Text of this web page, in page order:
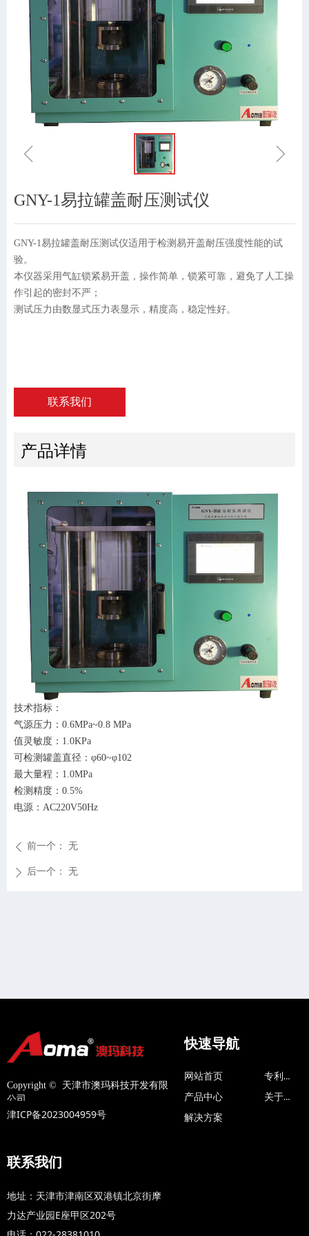
ꁆ ꁇ
GNY-1易拉罐盖耐压测试仪
GNY-1易拉罐盖耐压测试仪适用于检测易开盖耐压强度性能的试
验。
本仪器采用气缸锁紧易开盖，操作简单，锁紧可靠，避免了人工操
作引起的密封不严；
测试压力由数显式压力表显示，精度高，稳定性好。
联系我们
产品详情
技术指标：
气源压力： 0.6MPa~0.8 MPa
值灵敏度： 1.0KPa
可检测罐盖直径： φ60~φ102
最大量程： 1.0MPa
检测精度： 0.5%
电源： AC220V50Hz
ꄴ 前一个： 无
ꄲ 后一个： 无
快速导航
网站首页
产品中心
解决方案
专利技术
关于我们
联系我们
地址：天津市津南区双港镇北京街摩
力达产业园E座甲区202号
Copyright ©
天津市澳玛科技开发有限
公司
津ICP备2023004959号